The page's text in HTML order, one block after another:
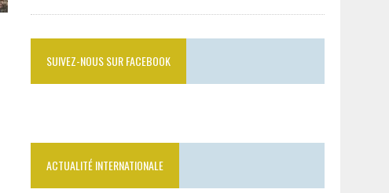
SUIVEZ-NOUS SUR FACEBOOK
ACTUALITÉ INTERNATIONALE